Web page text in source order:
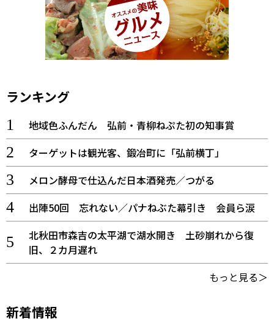
ランキング
地域色ふんだん 弘前・青柳ねぷた初の知事賞
ターゲットは観光客、鍛冶町に「弘前横丁」
メロン酵母で仕込んだ日本酒発売／つがる
出陣50回 忘れない／パナねぶた幕引き 会員ら涙
北秋田市森吉の太平湖で湖水開き 土砂崩れから復
旧、２カ月遅れ
もっと見る＞
新着情報